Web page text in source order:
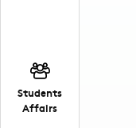
Students
Affairs